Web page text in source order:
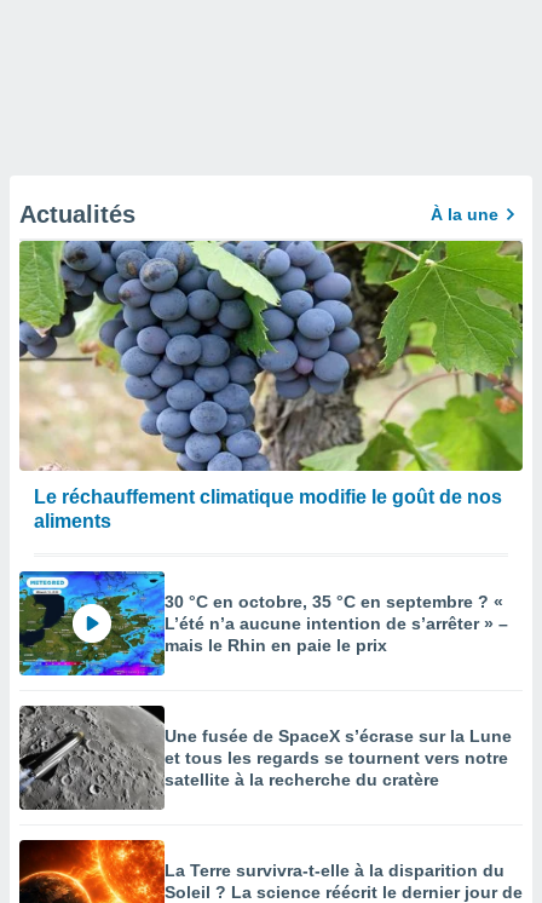
Actualités À la une
Le réchauffement climatique modifie le goût de nos
aliments
30 °C en octobre, 35 °C en septembre ? «
L’été n’a aucune intention de s’arrêter » –
mais le Rhin en paie le prix
Une fusée de SpaceX s’écrase sur la Lune
et tous les regards se tournent vers notre
satellite à la recherche du cratère
La Terre survivra-t-elle à la disparition du
Soleil ? La science réécrit le dernier jour de